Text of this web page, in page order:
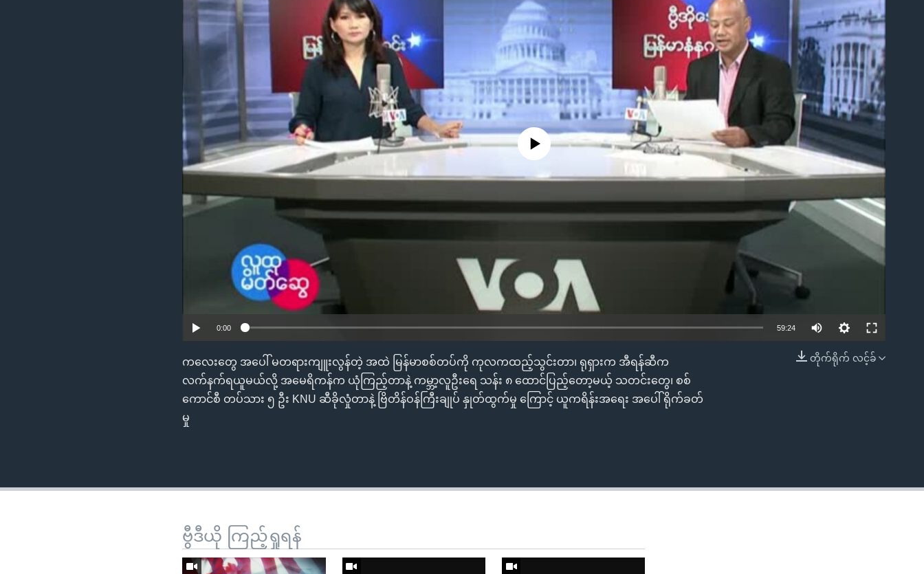
EMBED
No media source currently available
0:00 59:24
တိုက်ရိုက် လင့်ခ်
ကလေးတွေ အပေါ် မတရားကျူးလွန်တဲ့ အထဲ မြန်မာစစ်တပ်ကို ကုလကထည့်သွင်းတာ၊ ရုရှားက အီရန်ဆီက
လက်နက်ရယူမယ်လို့ အမေရိကန်က ယုံကြည့်တာနဲ့ ကမ္ဘာ့လူဦးရေ သန်း ၈ ထောင်ပြည့်တော့မယ့် သတင်းတွေ၊ စစ်
ကောင်စီ တပ်သား ၅ ဦး KNU ဆီခိုလှုံတာနဲ့ ဗြိတိန်ဝန်ကြီးချုပ် နှုတ်ထွက်မှု ကြောင့် ယူကရိန်းအရေး အပေါ် ရိုက်ခတ်
မှု
ဗွီဒီယို ကြည့်ရှုရန်